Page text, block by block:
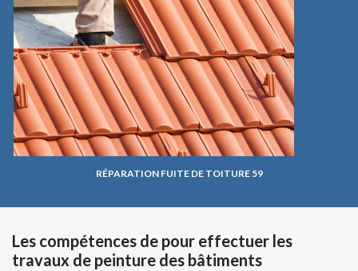
RÉPARATION FUITE DE TOITURE 59
Les compétences de pour effectuer les
travaux de peinture des bâtiments